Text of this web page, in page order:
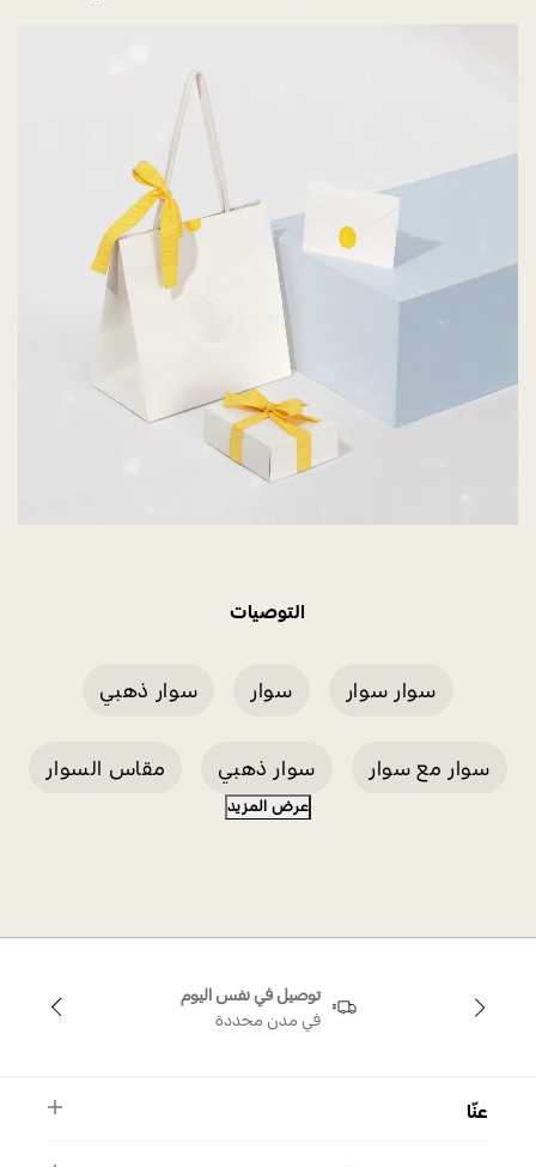
التوصيات
سوار سوار سوار سوار ذهبي
سوار مع سوار سوار ذهبي مقاس السوار
عرض المزيد
توصيل في نفس اليوم
في مدن محددة
عنّا